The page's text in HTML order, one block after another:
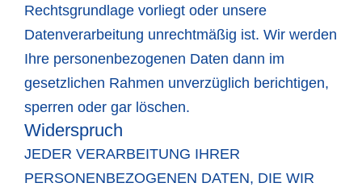
Rechtsgrundlage vorliegt oder unsere
Datenverarbeitung unrechtmäßig ist. Wir werden
Ihre personenbezogenen Daten dann im
gesetzlichen Rahmen unverzüglich berichtigen,
sperren oder gar löschen.
Widerspruch
JEDER VERARBEITUNG IHRER
PERSONENBEZOGENEN DATEN, DIE WIR